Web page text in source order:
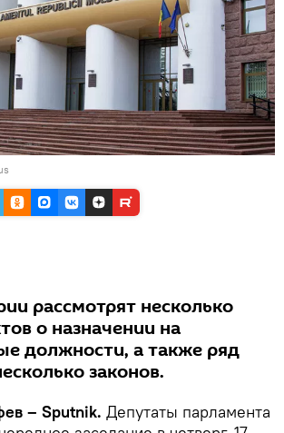
рассмотрят несколько
о назначении на
должности, а также ряд
законов.
– Sputnik. Депутаты парламента